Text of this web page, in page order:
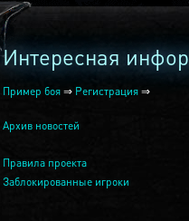
Интересная
Пример боя ⇒ Регистрация ⇒
Архив новостей
Правила проекта
Заблокированные игроки